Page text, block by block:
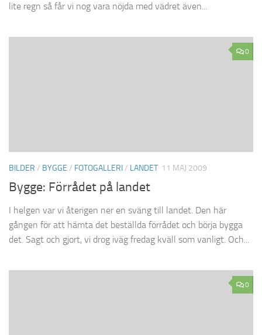
lite regn så får vi nog vara nöjda med vädret även...
0
BILDER / BYGGE / FOTOGALLERI/ LANDET 11 MAJ 2009
Bygge: Förrådet på landet
I helgen var vi återigen ner en sväng till landet. Den här
gången för att hämta det beställda förrådet och börja bygga
det. Sagt och gjort, vi drog iväg fredag kväll som vanligt. Och...
0